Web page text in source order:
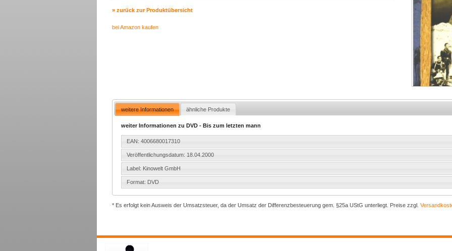
» zurück zur Produktübersicht
bei Amazon kaufen
weitere Informationen ähnliche Produkte
weiter Informationen zu DVD - Bis zum letzten mann
EAN: 4006680017310
Veröffentlichungsdatum: 18.04.2000
Label: Kinowelt GmbH
Format: DVD
* Es erfolgt kein Ausweis der Umsatzsteuer, da der Umsatz der Differenzbesteuerung gem. §25a UStG unterliegt. Preise zzgl.